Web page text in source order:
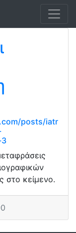
posts/iatr
στο κείμενο.